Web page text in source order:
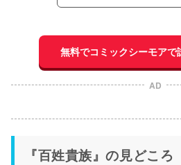
無料でコミックシーモアで
AD
『百姓貴族』の見どころ